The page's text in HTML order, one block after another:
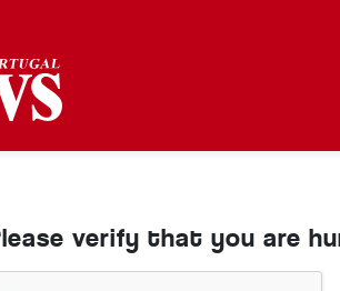
verify that you are